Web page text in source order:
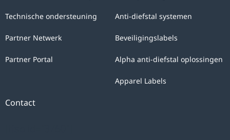
Anti-diefstal systemen
Beveiligingslabels
Alpha anti-diefstal oplossingen
Apparel Labels
Technische ondersteuning
Partner Netwerk
Partner Portal
Contact